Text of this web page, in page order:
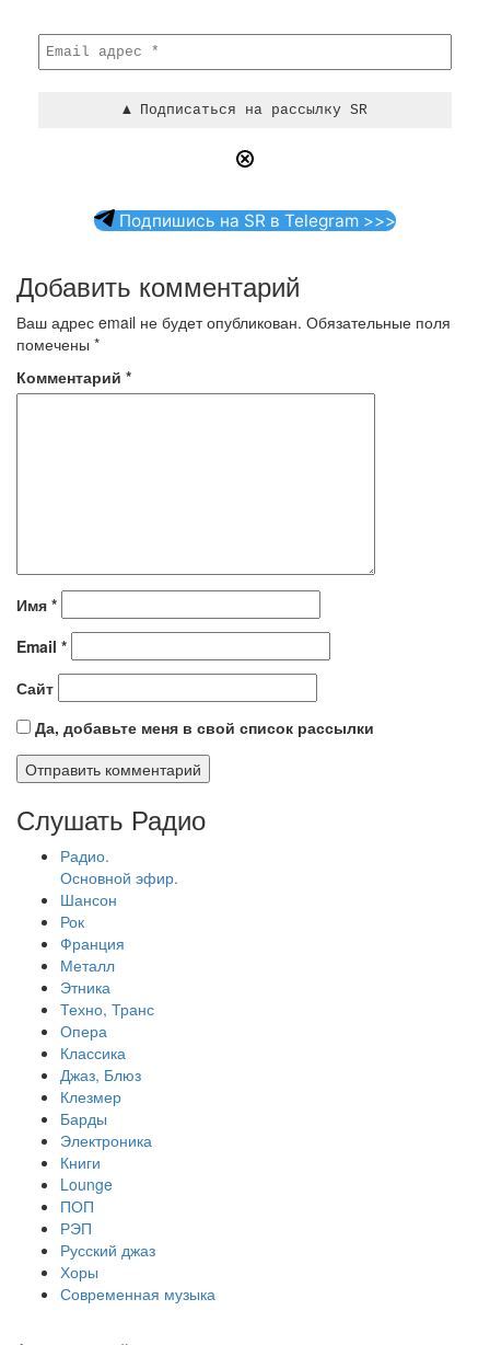
Подпишись на SR в Telegram >>>
Добавить комментарий
Ваш адрес email не будет опубликован. Обязательные поля
помечены *
Комментарий *
Имя *
Email *
Сайт
Да, добавьте меня в свой список рассылки
Слушать Радио
Радио.
Основной эфир.
Шансон
Рок
Франция
Металл
Этника
Техно, Транс
Опера
Классика
Джаз, Блюз
Клезмер
Барды
Электроника
Книги
Lounge
ПОП
РЭП
Русский джаз
Хоры
Современная музыка